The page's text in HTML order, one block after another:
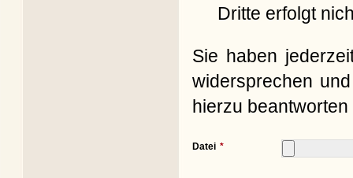
Dritte erfolgt
Sie haben
widersprechen
hierzu
Datei